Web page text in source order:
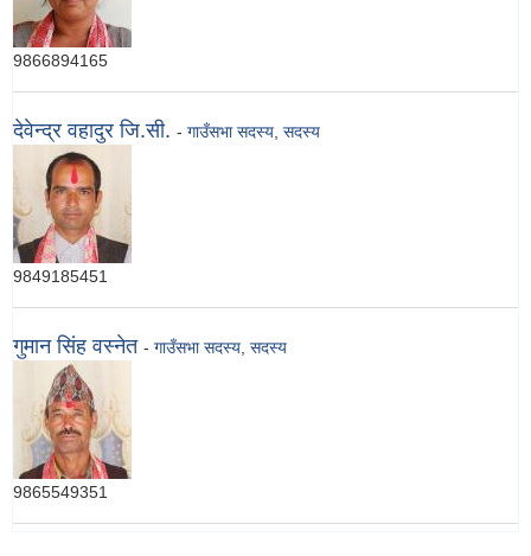
9866894165
देवेन्द्र वहादुर जि.सी. - गाउँसभा सदस्य, सदस्य
9849185451
गुमान सिंह वस्‍नेत - गाउँसभा सदस्य, सदस्य
9865549351